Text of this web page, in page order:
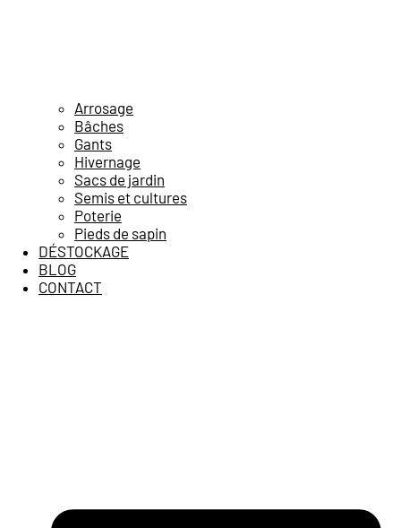
Arrosage
Bâches
Gants
Hivernage
Sacs de jardin
Semis et cultures
Poterie
Pieds de sapin
DÉSTOCKAGE
BLOG
CONTACT